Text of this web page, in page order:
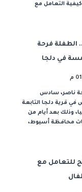
التعامل مع
فرحة
في دلجا
ناصر، سادس
قرية دلجا التابعة
وذلك بعد أيام من
محافظة أسيوط،
توضح 5 نصائح للتعامل مع